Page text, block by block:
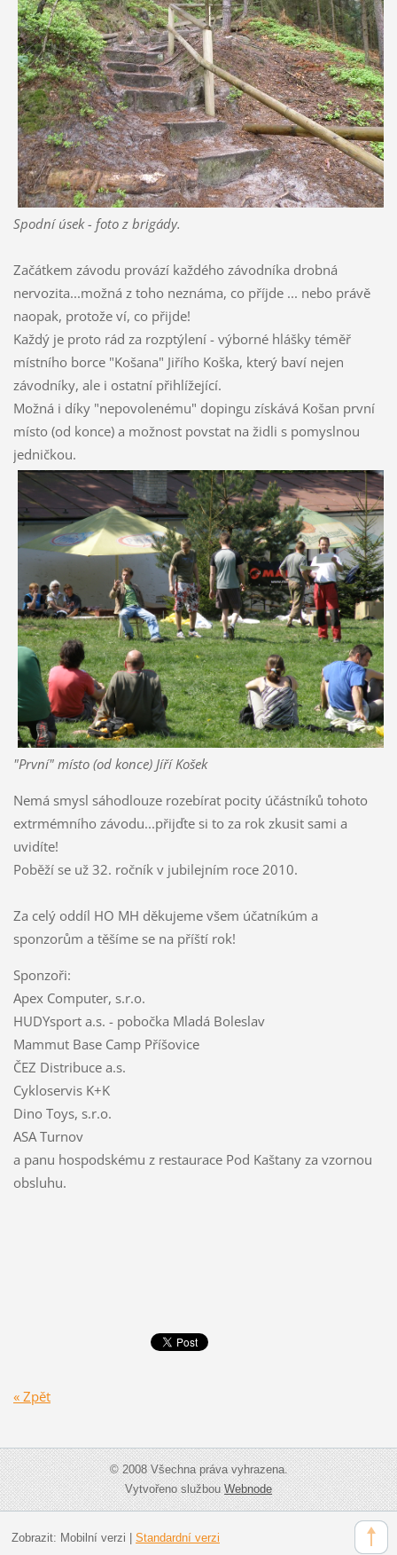
Spodní úsek - foto z brigády.
Začátkem závodu provází každého závodníka drobná
nervozita...možná z toho neznáma, co příjde ... nebo právě
naopak, protože ví, co přijde!
Každý je proto rád za rozptýlení - výborné hlášky téměř
místního borce "Košana" Jiřího Koška, který baví nejen
závodníky, ale i ostatní přihlížející.
Možná i díky "nepovolenému" dopingu získává Košan první
místo (od konce) a možnost povstat na židli s pomyslnou
jedničkou.
"První" místo (od konce) Jíří Košek
Nemá smysl sáhodlouze rozebírat pocity účástníků tohoto
extrmémního závodu...přijďte si to za rok zkusit sami a
uvidíte!
Poběží se už 32. ročník v jubilejním roce 2010.
Za celý oddíl HO MH děkujeme všem účatníkúm a
sponzorům a těšíme se na příští rok!
Sponzoři:
Apex Computer, s.r.o.
HUDYsport a.s. - pobočka Mladá Boleslav
Mammut Base Camp Příšovice
ČEZ Distribuce a.s.
Cykloservis K+K
Dino Toys, s.r.o.
ASA Turnov
a panu hospodskému z restaurace Pod Kaštany za vzornou
obsluhu.
« Zpět
© 2008 Všechna práva vyhrazena.
Vytvořeno službouWebnode
Zobrazit: Mobilní verzi Standardní verzi